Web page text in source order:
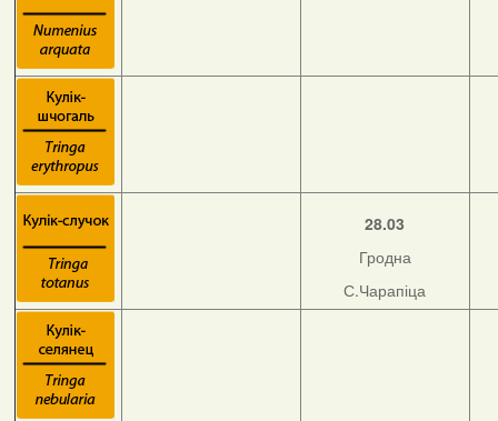
28.03
Гродна
С.Чарапіца